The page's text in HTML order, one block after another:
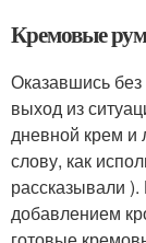
Кремовые
Оказавшись без
выход из
дневной крем и
слову, как
рассказывали
добавлением